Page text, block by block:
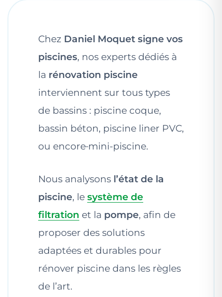
Chez Daniel Moquet signe vos
piscines, nos experts dédiés à
la rénovation piscine
interviennent sur tous types
de bassins : piscine coque,
bassin béton, piscine liner PVC,
ou encore mini-piscine.
Nous analysons l’état de la
piscine, le système de
filtration et la pompe, afin de
proposer des solutions
adaptées et durables pour
rénover piscine dans les règles
de l’art.